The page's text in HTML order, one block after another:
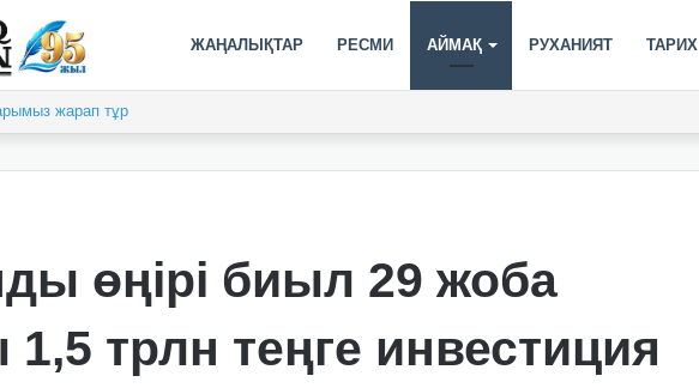
ЖАҢАЛЫҚТАР РЕСМИ АЙМАҚ РУХАНИЯТ ТАРИХ
жарап тұр
өңірі биыл 29 жоба
трлн теңге инвестиция